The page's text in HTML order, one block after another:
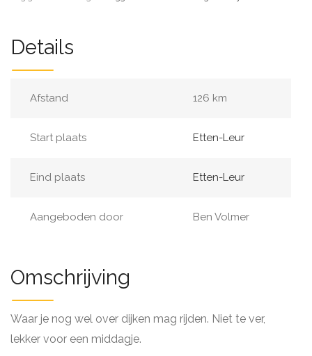
Details
Afstand 126 km
Start plaats Etten-Leur
Eind plaats Etten-Leur
Aangeboden door Ben Volmer
Omschrijving
Waar je nog wel over dijken mag rijden. Niet te ver,
lekker voor een middagje.